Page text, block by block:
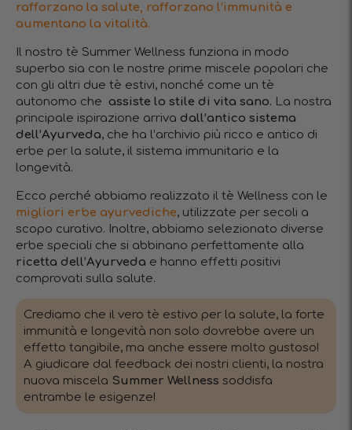
rafforzano la salute, rafforzano l’immunità e
aumentano la vitalità.
Il nostro tè Summer Wellness funziona in modo
superbo sia con le nostre prime miscele popolari che
con gli altri due tè estivi, nonché come un tè
autonomo che assiste lo stile di vita sano. La nostra
principale ispirazione arriva dall’antico sistema
dell’Ayurveda, che ha l’archivio più ricco e antico di
erbe per la salute, il sistema immunitario e la
longevità.
Ecco perché abbiamo realizzato il tè Wellness con le
migliori erbe ayurvediche, utilizzate per secoli a
scopo curativo. Inoltre, abbiamo selezionato diverse
erbe speciali che si abbinano perfettamente alla
ricetta dell’Ayurveda e hanno effetti positivi
comprovati sulla salute.
Crediamo che il vero tè estivo per la salute, la forte
immunità e longevità non solo dovrebbe avere un
effetto tangibile, ma anche essere molto gustoso!
A giudicare dal feedback dei nostri clienti, la nostra
nuova miscela Summer Wellness soddisfa
entrambe le esigenze!